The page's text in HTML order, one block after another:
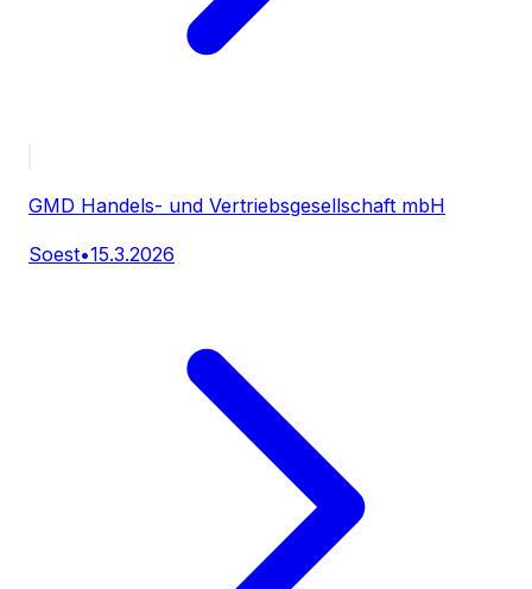
GMD Handels- und Vertriebsgesellschaft mbH
Soest•15.3.2026